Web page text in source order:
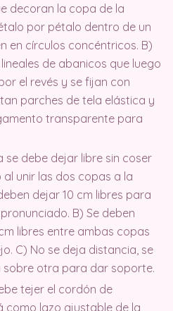
decoran la copa de la
por pétalo dentro de un
en círculos concéntricos. B)
de abanicos que luego
el revés y se fijan con
parches de tela elástica y
transparente para
se debe dejar libre sin coser
unir las dos copas a la
dejar 10 cm libres para
B) Se deben
libres entre ambas copas
C) No se deja distancia, se
sobre otra para dar soporte.
tejer el cordón de
como lazo ajustable de la